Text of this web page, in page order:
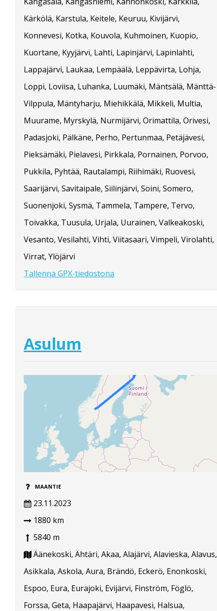
Kärkölä, Karstula, Keitele, Keuruu, Kivijärvi,
Konnevesi, Kotka, Kouvola, Kuhmoinen, Kuopio,
Kuortane, Kyyjärvi, Lahti, Lapinjärvi, Lapinlahti,
Lappajärvi, Laukaa, Lempäälä, Leppävirta, Lohja,
Loppi, Loviisa, Luhanka, Luumäki, Mäntsälä, Mänttä-
Vilppula, Mäntyharju, Miehikkälä, Mikkeli, Multia,
Muurame, Myrskylä, Nurmijärvi, Orimattila, Orivesi,
Padasjoki, Pälkäne, Perho, Pertunmaa, Petäjävesi,
Pieksämäki, Pielavesi, Pirkkala, Pornainen, Porvoo,
Pukkila, Pyhtää, Rautalampi, Riihimäki, Ruovesi,
Saarijärvi, Savitaipale, Siilinjärvi, Soini, Somero,
Suonenjoki, Sysmä, Tammela, Tampere, Tervo,
Toivakka, Tuusula, Urjala, Uurainen, Valkeakoski,
Vesanto, Vesilahti, Vihti, Viitasaari, Vimpeli, Virolahti,
Virrat, Ylöjärvi
Tallenna GPX-tiedostona
Asulum
MAANTIE
23.11.2023
1880 km
5840 m
Äänekoski, Ähtäri, Akaa, Alajärvi, Alavieska, Alavus,
Asikkala, Askola, Aura, Brändö, Eckerö, Enonkoski,
Espoo, Eura, Eurajoki, Evijärvi, Finström, Föglö,
Forssa, Geta, Haapajärvi, Haapavesi, Halsua,